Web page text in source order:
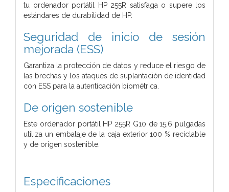
tu ordenador portátil HP 255R satisfaga o supere los
estándares de durabilidad de HP.
Seguridad de inicio de sesión
mejorada (ESS)
Garantiza la protección de datos y reduce el riesgo de
las brechas y los ataques de suplantación de identidad
con ESS para la autenticación biométrica.
De origen sostenible
Este ordenador portátil HP 255R G10 de 15,6 pulgadas
utiliza un embalaje de la caja exterior 100 % reciclable
y de origen sostenible.
Especificaciones